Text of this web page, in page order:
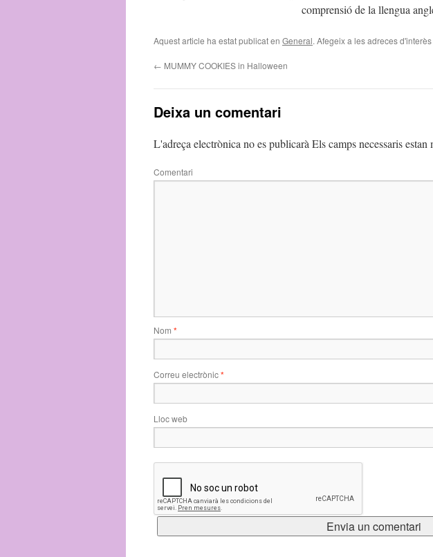
comprensió de la llengua
Aquest article ha estat publicat en General. Afegeix a les adreces
← MUMMY COOKIES in Halloween
Deixa un comentari
L'adreça electrònica no es publicarà Els camps necessaris estan
Comentari
Nom *
Correu electrònic*
Lloc web